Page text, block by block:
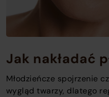
Jak nakładać
Młodzieńcze spojrzenie
wygląd twarzy, dlatego